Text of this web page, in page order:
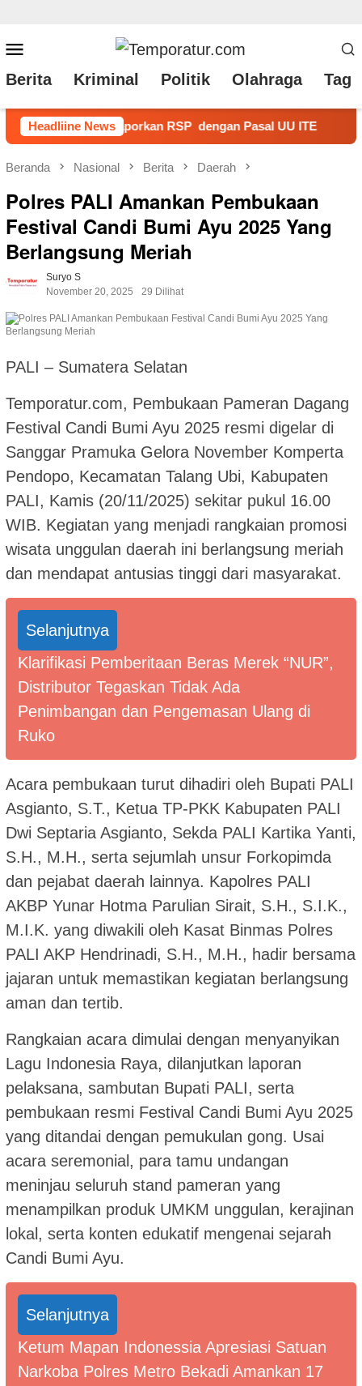
ke
konten
Mobile
Berita Kriminal Politik Olahraga Tag
Headliine News
Pasal UU ITE Normalisasi Sungai Anjuk Bernilai
Beranda Nasional Berita Daerah
Polres PALI Amankan Pembukaan
Festival Candi Bumi Ayu 2025 Yang
Berlangsung Meriah
Suryo S
November 20, 2025
29 Dilihat
PALI – Sumatera Selatan
Temporatur.com, Pembukaan Pameran Dagang
Festival Candi Bumi Ayu 2025 resmi digelar di
Sanggar Pramuka Gelora November Komperta
Pendopo, Kecamatan Talang Ubi, Kabupaten
PALI, Kamis (20/11/2025) sekitar pukul 16.00
WIB. Kegiatan yang menjadi rangkaian promosi
wisata unggulan daerah ini berlangsung meriah
dan mendapat antusias tinggi dari masyarakat.
Selanjutnya
Klarifikasi Pemberitaan Beras Merek “NUR”,
Distributor Tegaskan Tidak Ada
Penimbangan dan Pengemasan Ulang di
Ruko
Acara pembukaan turut dihadiri oleh Bupati PALI
Asgianto, S.T., Ketua TP-PKK Kabupaten PALI
Dwi Septaria Asgianto, Sekda PALI Kartika Yanti,
S.H., M.H., serta sejumlah unsur Forkopimda
dan pejabat daerah lainnya. Kapolres PALI
AKBP Yunar Hotma Parulian Sirait, S.H., S.I.K.,
M.I.K. yang diwakili oleh Kasat Binmas Polres
PALI AKP Hendrinadi, S.H., M.H., hadir bersama
jajaran untuk memastikan kegiatan berlangsung
aman dan tertib.
Rangkaian acara dimulai dengan menyanyikan
Lagu Indonesia Raya, dilanjutkan laporan
pelaksana, sambutan Bupati PALI, serta
pembukaan resmi Festival Candi Bumi Ayu 2025
yang ditandai dengan pemukulan gong. Usai
acara seremonial, para tamu undangan
meninjau seluruh stand pameran yang
menampilkan produk UMKM unggulan, kerajinan
lokal, serta konten edukatif mengenai sejarah
Candi Bumi Ayu.
Selanjutnya
Ketum Mapan Indonessia Apresiasi Satuan
Narkoba Polres Metro Bekadi Amankan 17